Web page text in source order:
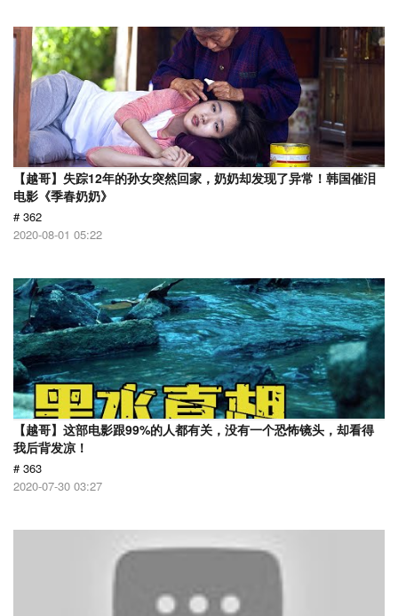
【越哥】失踪12年的孙女突然回家，奶奶却发现了异常！韩国催泪
电影《季春奶奶》
# 362
2020-08-01 05:22
【越哥】这部电影跟99%的人都有关，没有一个恐怖镜头，却看得
我后背发凉！
# 363
2020-07-30 03:27